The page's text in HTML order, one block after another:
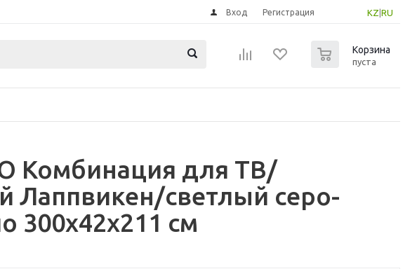
KZ RU
Вход Регистрация
Корзина
пуста
Комбинация для ТВ/
Лаппвикен/светлый серо-
300x42x211 см